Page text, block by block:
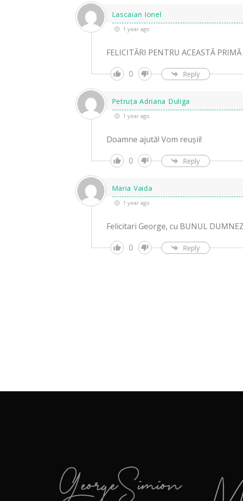
Lascaian Ionel
1 year ago
FELICITĂRI PENTRU ACEASTĂ
0
Reply
Petruța Adriana Duliga
1 year ago
Doamne ajută! Vom reușii!
0
Reply
Maria Vaida
1 year ago
Felicitari George, cu BUNUL
0
Reply